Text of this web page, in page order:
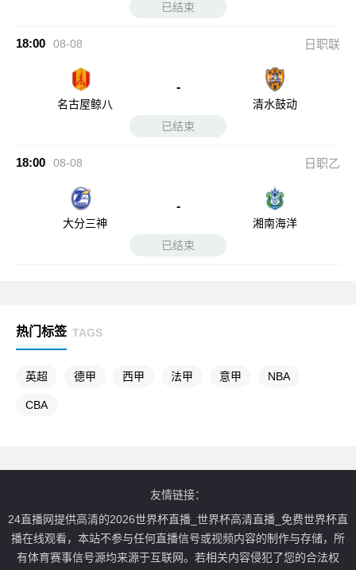
已结束
18:00 08-08 日职联
名古屋鲸八
-
清水鼓动
已结束
18:00 08-08 日职乙
大分三神
-
湘南海洋
已结束
热门标签 TAGS
英超 德甲 西甲 法甲 意甲 NBA
CBA
友情链接：
24直播网提供高清的2026世界杯直播_世界杯高清直播_免费世界杯直
播在线观看，本站不参与任何直播信号或视频内容的制作与存储，所
有体育赛事信号源均来源于互联网。若相关内容侵犯了您的合法权